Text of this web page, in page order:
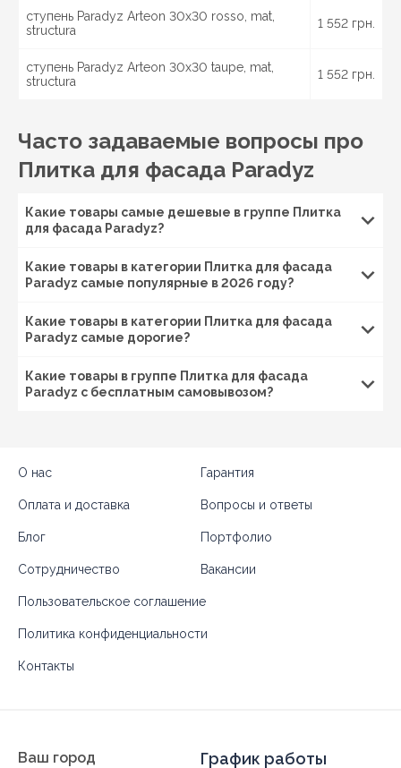
ступень Paradyz Arteon 30x30 rosso, mat,
structura
1 552 грн.
ступень Paradyz Arteon 30x30 taupe, mat,
structura
1 552 грн.
Часто задаваемые вопросы про
Плитка для фасада Paradyz
Какие товары самые дешевые в группе Плитка
для фасада Paradyz?
Какие товары в категории Плитка для фасада
Paradyz самые популярные в 2026 году?
Какие товары в категории Плитка для фасада
Paradyz самые дорогие?
Какие товары в группе Плитка для фасада
Paradyz с бесплатным самовывозом?
О нас Гарантия
Оплата и доставка Вопросы и ответы
Блог Портфолио
Сотрудничество Вакансии
Пользовательское соглашение
Политика конфиденциальности
Контакты
Ваш город График работы